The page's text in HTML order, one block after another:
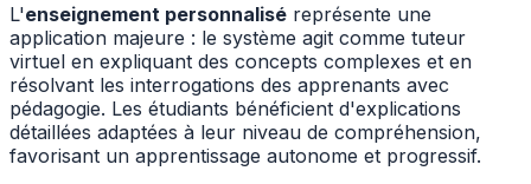
L'enseignement personnalisé représente une
application majeure : le système agit comme tuteur
virtuel en expliquant des concepts complexes et en
résolvant les interrogations des apprenants avec
pédagogie. Les étudiants bénéficient d'explications
détaillées adaptées à leur niveau de compréhension,
favorisant un apprentissage autonome et progressif.